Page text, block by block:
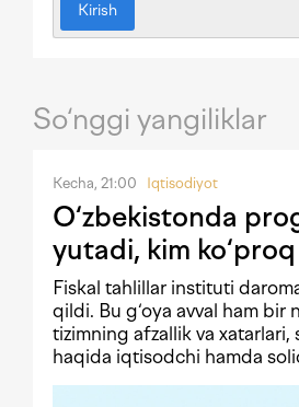
Kirish
So‘nggi yangiliklar
Kecha, 21:00 Iqtisodiyot
O‘zbekistonda
yutadi, kim
Fiskal tahlillar instituti
qildi. Bu g‘oya avval ham
tizimning afzallik va
haqida iqtisodchi hamda